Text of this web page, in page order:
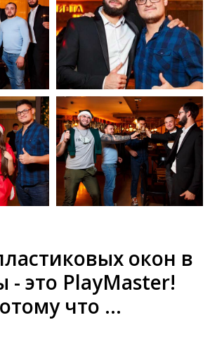
окон в
- это PlayMaster!
что ...